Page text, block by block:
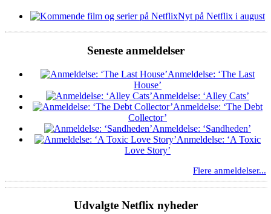
Nyt på Netflix i august
Seneste anmeldelser
Anmeldelse: ‘The Last
House’
Anmeldelse: ‘Alley Cats’
Anmeldelse: ‘The Debt
Collector’
Anmeldelse: ‘Sandheden’
Anmeldelse: ‘A Toxic
Love Story’
Flere anmeldelser...
Udvalgte Netflix nyheder